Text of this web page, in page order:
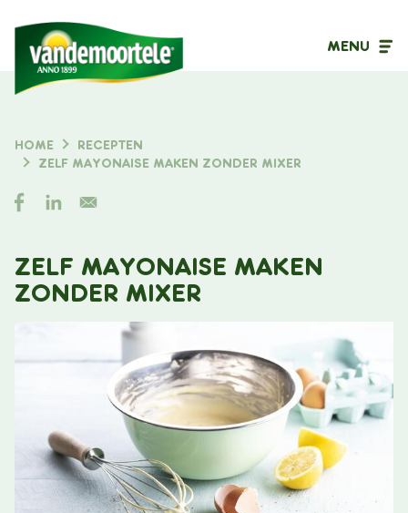
MENU
Inhoudstype
Filter op
KRUIMELPAD
HOME
RECEPTEN
ZELF MAYONAISE MAKEN ZONDER MIXER
ZELF MAYONAISE MAKEN
ZONDER MIXER